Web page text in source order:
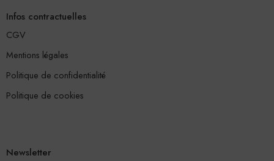
Infos contractuelles
CGV
Mentions légales
Politique de confidentialité
Politique de cookies
Newsletter